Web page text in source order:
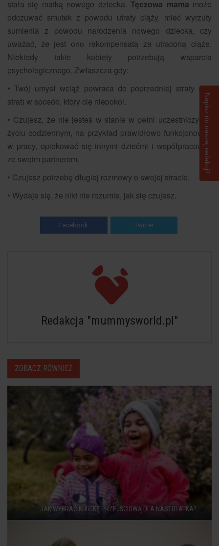
stała się matką nowego dziecka.Tęczowa mama może
odczuwać smutek z powodu utraty ciąży, mieć wyrzuty
sumienia z powodu narodzenia nowego dziecka, czy
uważać, że jest ono rekompensatą za utraconą ciąże.
Niekiedy takie kobiety potrzebują wsparcia
psychologicznego. Zwłaszcza gdy:
• Twój umysł wciąż powraca do poprzedniej straty (lub
strat) w sposób, który cię niepokoi.
• Czujesz, że nie jesteś w stanie w pełni uczestniczyć w
życiu codziennym, na przykład prawidłowo funkcjonować
w pracy, opiekować się innymi dziećmi i współpracować
ze swoim partnerem.
• Czujesz potrzebę długiej rozmowy o swojej stracie.
• Wydaje się, że nikt nie rozumie, jak się czujesz.
Facebook Twitter
Redakcja "mummysworld.pl"
ZOBACZ RÓWNIEŻ
JAK WYBRAĆ KURTKĘ PRZEJŚCIOWĄ DLA NASTOLATKA?
Napisz do naszej redakcji!